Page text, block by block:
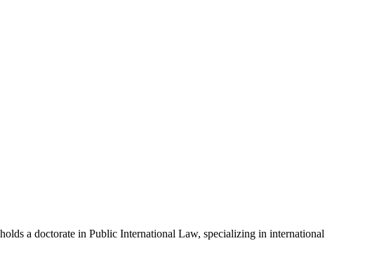
a doctorate in Public International Law, specializing in international